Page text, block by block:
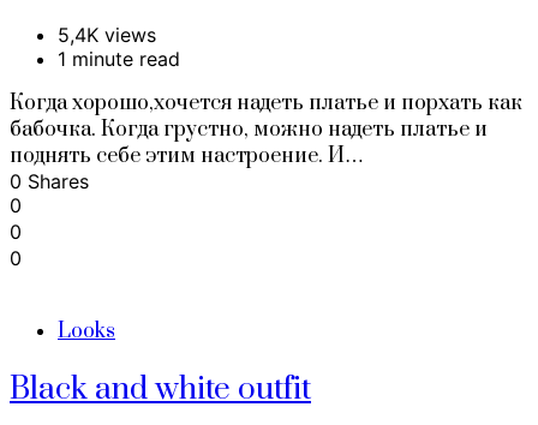
5,4K views
1 minute read
Когда хорошо,хочется надеть платье и порхать как
бабочка. Когда грустно, можно надеть платье и
поднять себе этим настроение. И…
0 Shares
0
0
0
Looks
Black and white outfit